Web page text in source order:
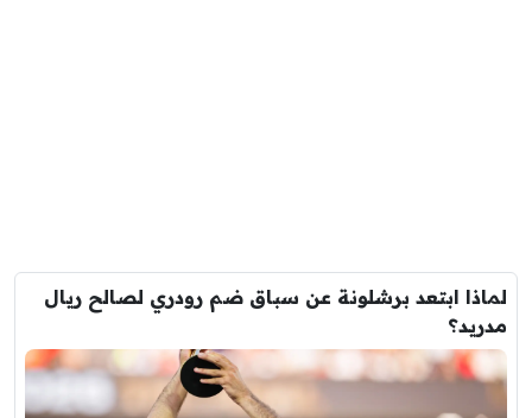
لماذا ابتعد برشلونة عن سباق ضم رودري لصالح ريال
مدريد؟